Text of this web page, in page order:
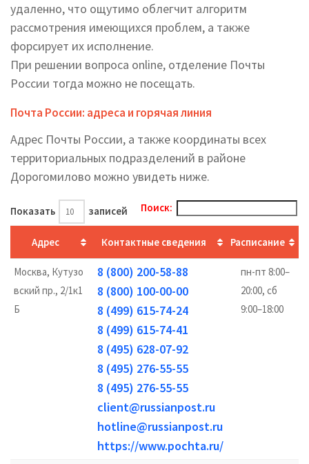
удаленно, что ощутимо облегчит алгоритм
рассмотрения имеющихся проблем, а также
форсирует их исполнение.
При решении вопроса online, отделение Почты
России тогда можно не посещать.
Почта России: адреса и горячая линия
Адрес Почты России, а также координаты всех
территориальных подразделений в районе
Дорогомилово можно увидеть ниже.
Показать записей Поиск:
Адрес Контактные сведения Расписание
Москва, Кутузо
вский пр., 2/1к1
Б
8 (800) 200-58-88
8 (800) 100-00-00
8 (499) 615-74-24
8 (499) 615-74-41
8 (495) 628-07-92
8 (495) 276-55-55
8 (495) 276-55-55
client@russianpost.ru
hotline@russianpost.ru
https://www.pochta.ru/
пн-пт 8:00–
20:00, сб
9:00–18:00